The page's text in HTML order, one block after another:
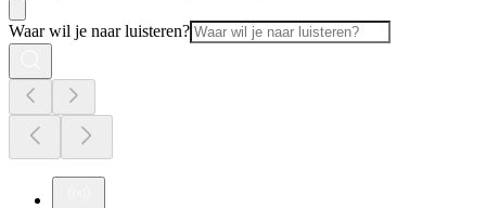
Waar wil je naar luisteren?